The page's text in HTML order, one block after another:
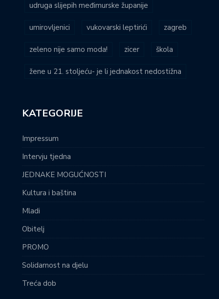
udruga slijepih međimurske županije
umirovljenici vukovarski leptirići zagreb
zeleno nije samo moda! zicer škola
žene u 21. stoljeću- je li jednakost nedostižna
KATEGORIJE
Impressum
Intervju tjedna
JEDNAKE MOGUĆNOSTI
Kultura i baština
Mladi
Obitelj
PROMO
Solidarnost na djelu
Treća dob